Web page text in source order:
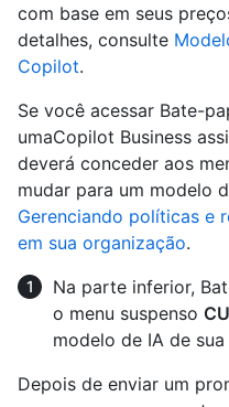
com base em seus
detalhes, consulte
Copilot.
Se você acessar Bate-
umaCopilot Business
deverá conceder aos
mudar para um modelo
Gerenciando políticas e
em sua organização.
Na parte inferior,
o menu suspenso
modelo de IA de sua
Depois de enviar um